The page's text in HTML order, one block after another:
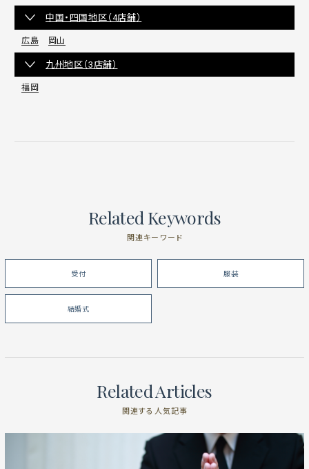
中国・四国地区（4店舗）
広島 岡山
九州地区（3店舗）
福岡
Related Keywords
関連キーワード
受付 服装
結婚式
Related Articles
関連する人気記事